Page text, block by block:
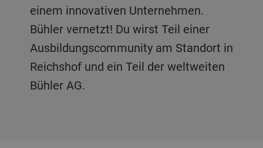
einem innovativen Unternehmen.
Bühler vernetzt! Du wirst Teil einer
Ausbildungscommunity am Standort in
Reichshof und ein Teil der weltweiten
Bühler AG.